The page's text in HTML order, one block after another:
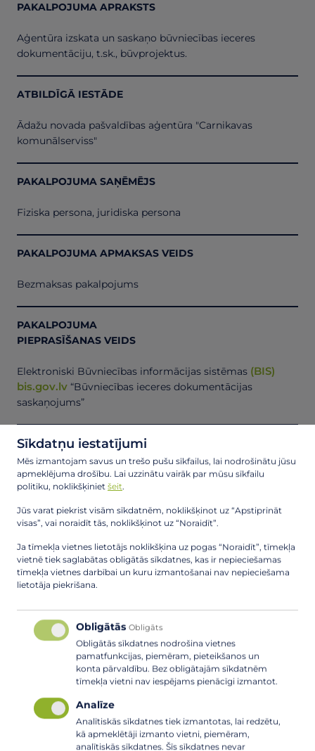
PAKALPOJUMA APRAKSTS
Aģentūra izskata un saskaņo būvniecības ieceres
dokumentāciju, t.sk., būvprojektus.
ATBILDĪGĀ IESTĀDE
Ādažu novada pašvaldības aģentūra "Carnikavas
komunālserviss"
PAKALPOJUMA SAŅĒMĒJS
Fiziska persona, juridiska persona
PAKALPOJUMA APMAKSAS VEIDS
Bezmaksas pakalpojums
PAKALPOJUMA
PIEPRASĪŠANAS VEIDS
Elektroniski Būvniecības informācijas sistēmas (BIS)
bis.gov.lv “Būvniecības ieceres dokumentācijas
saskaņojums”
ADRESE, UZZIŅAS,
KONSULTĀCIJAS
Ādažu novada pašvaldības aģentūra
"Carnikavas Komunālserviss"
Stacijas iela 7, Carnikava, Carnikavas pag., LV – 2163
tālr.+371 67993705
PAKALPOJUMA
SAŅEMŠANAS VEIDS
Elektroniski Būvniecības informācijas sistēmā (BIS).
PAKALPOJUMA SAŅEMŠANAS
GAITA
Būvniecības informācijas sistēmābis.gov.lv jāiesniedz
pieprasījums būvniecības ieceres dokumentācijas
Sīkdatņu iestatījumi
Mēs izmantojam savus un trešo pušu sīkfailus, lai nodrošinātu jūsu
apmeklējuma drošību. Lai uzzinātu vairāk par mūsu sīkfailu
politiku, noklikšķiniet šeit.
Jūs varat piekrist visām sīkdatnēm, noklikšķinot uz “Apstiprināt
visas”, vai noraidīt tās, noklikšķinot uz “Noraidīt”.
Ja tīmekļa vietnes lietotājs noklikšķina uz pogas “Noraidīt”, tīmekļa
vietnē tiek saglabātas obligātās sīkdatnes, kas ir nepieciešamas
tīmekļa vietnes darbībai un kuru izmantošanai nav nepieciešama
lietotāja piekrišana.
Obligātās Obligāts
Obligātās sīkdatnes nodrošina vietnes
pamatfunkcijas, piemēram, pieteikšanos un
konta pārvaldību. Bez obligātajām sīkdatnēm
tīmekļa vietni nav iespējams pienācīgi izmantot.
Analīze
Analītiskās sīkdatnes tiek izmantotas, lai redzētu,
kā apmeklētāji izmanto vietni, piemēram,
analītiskās sīkdatnes. Šīs sīkdatnes nevar